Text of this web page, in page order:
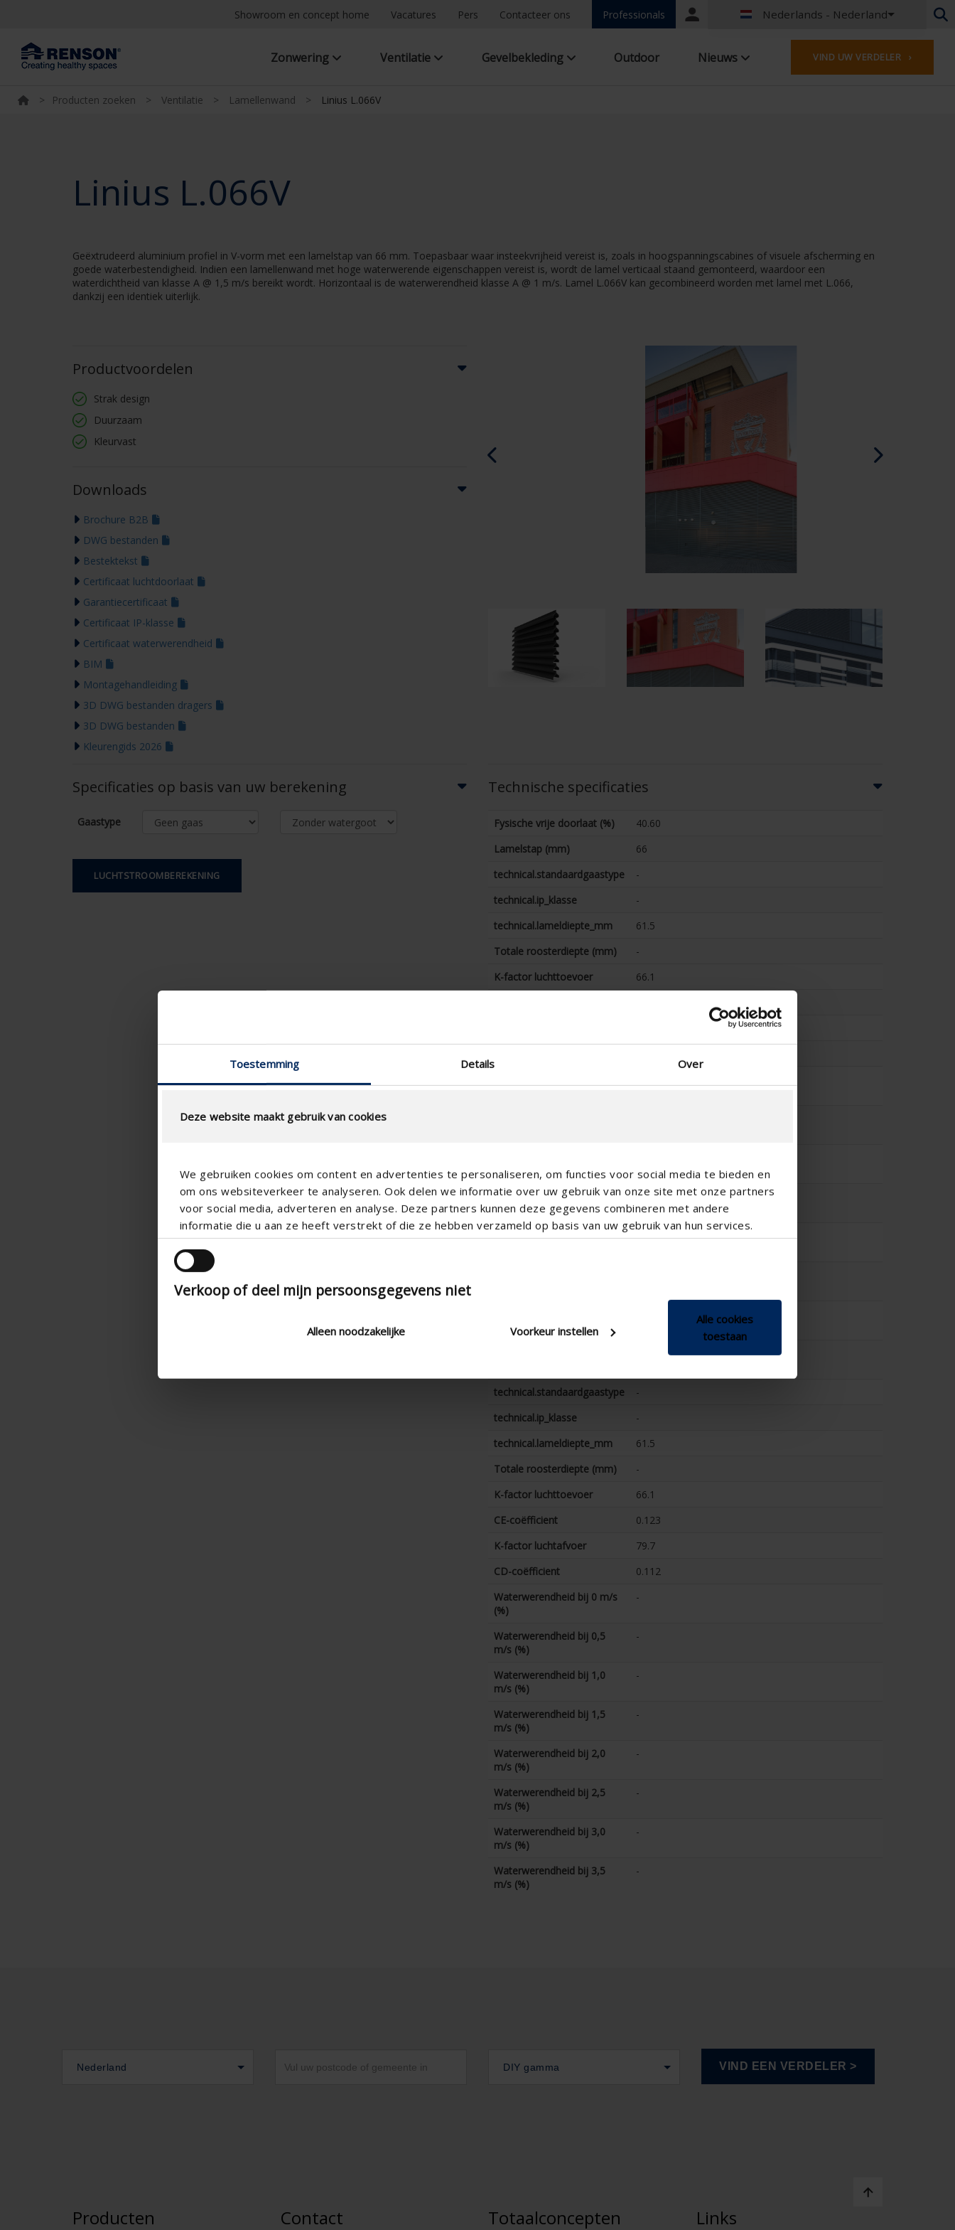
Toestemming Details Over
Deze website maakt gebruik van cookies
We gebruiken cookies om content en advertenties te personaliseren, om functies voor social media te bieden en
om ons websiteverkeer te analyseren. Ook delen we informatie over uw gebruik van onze site met onze partners
voor social media, adverteren en analyse. Deze partners kunnen deze gegevens combineren met andere
informatie die u aan ze heeft verstrekt of die ze hebben verzameld op basis van uw gebruik van hun services.
Verkoop of deel mijn persoonsgegevens niet
Alleen noodzakelijke Voorkeur instellen
Alle cookies
toestaan
Showroom en concept home Vacatures Pers Contacteer ons Professionals
Portal
Nederlands - Nederland
Nederlands - België
Frans - België
Nederlands - Nederland
Tsjechisch - Tsjechië
Hongaars - Hongarije
Zweeds - Zweden
Engels - Canada
Midden-Oosten
Russisch - Rusland
Zonwering Ventilatie Gevelbekleding Outdoor Nieuws VIND UW VERDELER ›
> Producten zoeken > Ventilatie > Lamellenwand > Linius L.066V
Linius L.066V
Geëxtrudeerd aluminium profiel in V-vorm met een lamelstap van 66 mm. Toepasbaar waar insteekvrijheid vereist is, zoals in hoogspanningscabines of visuele afscherming en
goede waterbestendigheid. Indien een lamellenwand met hoge waterwerende eigenschappen vereist is, wordt de lamel verticaal staand gemonteerd, waardoor een
waterdichtheid van klasse A @ 1,5 m/s bereikt wordt. Horizontaal is de waterwerendheid klasse A @ 1 m/s. Lamel L.066V kan gecombineerd worden met lamel met L.066,
dankzij een identiek uiterlijk.
Productvoordelen
Strak design
Duurzaam
Kleurvast
Downloads
Brochure B2B
DWG bestanden
Bestektekst
Certificaat luchtdoorlaat
Garantiecertificaat
Certificaat IP-klasse
Certificaat waterwerendheid
BIM
Montagehandleiding
3D DWG bestanden dragers
3D DWG bestanden
Kleurengids 2026
Specificaties op basis van uw berekening
Gaastype
LUCHTSTROOMBEREKENING
Technische specificaties
Fysische vrije doorlaat (%)
40.60
Lamelstap (mm)
66
technical.standaardgaastype
-
technical.ip_klasse
-
technical.lameldiepte_mm
61.5
Totale roosterdiepte (mm)
-
K-factor luchttoevoer
66.1
m/s (%)
Waterwerendheid bij 1,5
m/s (%)
-
Waterwerendheid bij 2,0
-
m/s (%)
technical.standaardgaastype
-
technical.ip_klasse
-
technical.lameldiepte_mm
61.5
Totale roosterdiepte (mm)
-
K-factor luchttoevoer
66.1
CE-coëfficient
0.123
K-factor luchtafvoer
79.7
CD-coëfficient
0.112
Waterwerendheid bij 0 m/s
(%)
-
Waterwerendheid bij 0,5
m/s (%)
-
Waterwerendheid bij 1,0
m/s (%)
-
Waterwerendheid bij 1,5
m/s (%)
-
Waterwerendheid bij 2,0
m/s (%)
-
Waterwerendheid bij 2,5
m/s (%)
-
Waterwerendheid bij 3,0
m/s (%)
-
Waterwerendheid bij 3,5
m/s (%)
-
Nederland DIY gamma
Producten Contact Totaalconcepten Links